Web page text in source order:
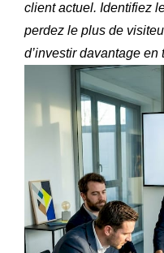
client actuel. Identifiez
perdez le plus de
d’investir davantage en